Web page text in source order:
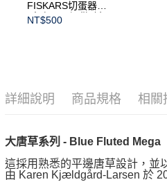
FISKARS切蛋器
(本商品不提供破損
保證)
NT$500
詳細說明 商品規格 相關
大唐草系列 - Blue Fluted Mega
這採用熟悉的平邊唐草設計，並
由 Karen Kjældgård-Larsen 於